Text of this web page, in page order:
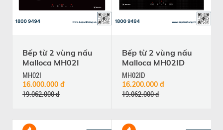
Bếp từ 2 vùng nấu
Malloca MH02I
MH02I
16.000.000 đ
19.062.000 đ
Bếp từ 2 vùng nấu
Malloca MH02ID
MH02ID
16.200.000 đ
19.062.000 đ